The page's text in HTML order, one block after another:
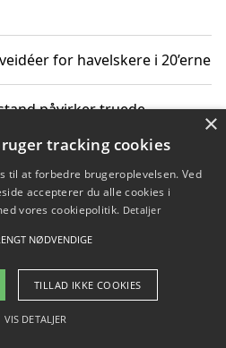
for havelskere i 20’erne
påvirker truede
vandrerygsække til
- Pilanto Aps
×
tracking cookies
til at forbedre brugeroplevelsen. Ved
accepterer du alle cookies i
vores cookiepolitik. Detaljer
NØDVENDIGE
TILLAD IKKE COOKIES
VIS DETALJER